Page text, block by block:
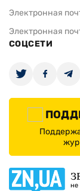
Электронная
Электронная
СОЦСЕТИ
не